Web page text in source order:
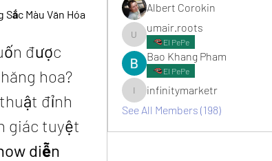
Màu Văn Hóa
được
hoa?
đỉnh
giác tuyệt
diễn
Albert Corokin
umair.roots
umair.roots
El PePe
Bao Khang Pham
El PePe
infinitymarketr
infinitymarketr
See All Members (198)